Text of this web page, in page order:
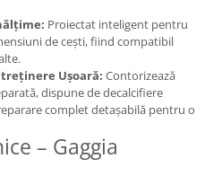
Proiectat inteligent pentru
de cești, fiind compatibil
Ușoară: Contorizează
dispune de decalcifiere
complet detașabilă pentru o
– Gaggia